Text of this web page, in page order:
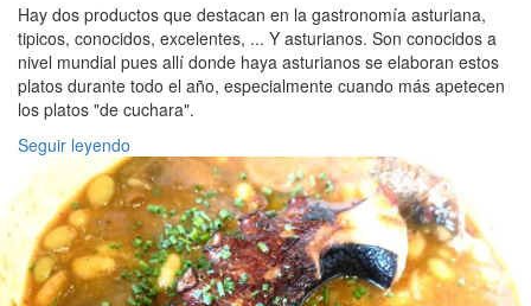
Hay dos productos que destacan en la gastronomía asturiana,
tipicos, conocidos, excelentes, ... Y asturianos. Son conocidos a
nivel mundial pues allí donde haya asturianos se elaboran estos
platos durante todo el año, especialmente cuando más apetecen
los platos "de cuchara".
Seguir leyendo